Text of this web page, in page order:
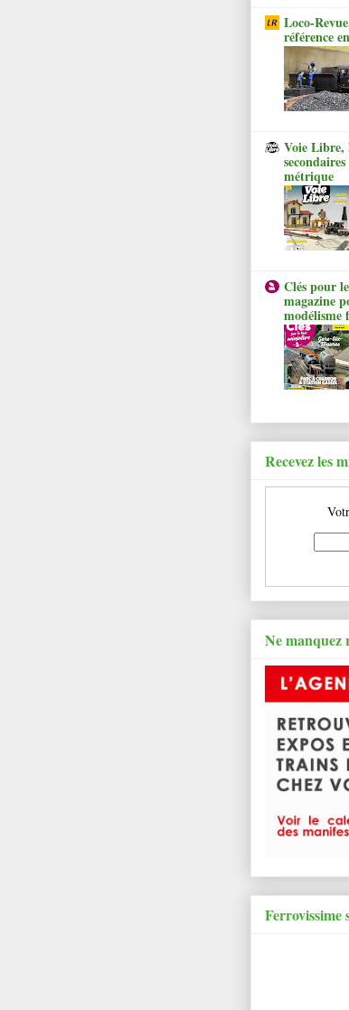
Loco-
référence
Voie Libre,
métrique
Clés pour
magazine
modélisme
Recevez les
Ne manquez
Ferrovissime